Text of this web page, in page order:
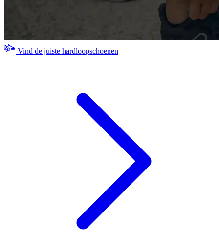
Vind de juiste hardloopschoenen